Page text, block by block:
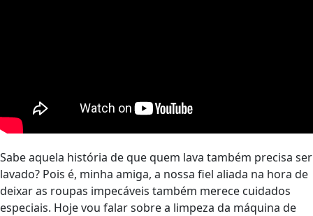
Sabe aquela história de que quem lava também precisa ser
lavado? Pois é, minha amiga, a nossa fiel aliada na hora de
deixar as roupas impecáveis também merece cuidados
especiais. Hoje vou falar sobre a limpeza da máquina de